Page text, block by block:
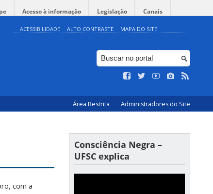
Acesso à informação Legislação Canais
ACESSIBILIDADE ALTO CONTRASTE MAPA DO SITE
Área Restrita Administradores do Site
com a
Consciência Negra –
UFSC explica